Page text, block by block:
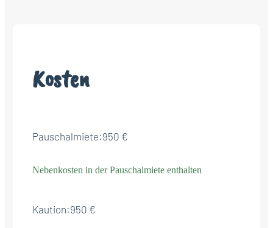
Kosten
Pauschalmiete:950 €
Nebenkosten in der Pauschalmiete enthalten
Kaution:950 €